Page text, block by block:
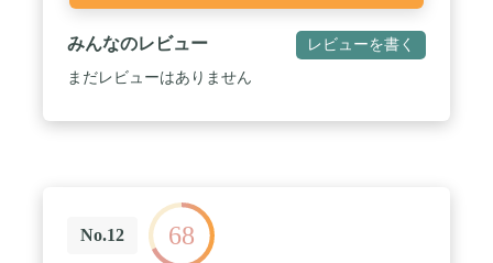
みんなのレビュー レビューを書く
まだレビューはありません
No.12 68